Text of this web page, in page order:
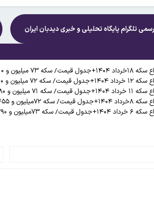
تلگرام پایگاه تحلیلی و خبریدیدبان ایران
و ۱۱۰ هزار تومان شد
و ۹۱۰هزار تومان شد
و ۴۸۰ هزار تومان شد
و ۴۵۵ هزار تومان شد
و ۲۹۰ هزار تومان شد